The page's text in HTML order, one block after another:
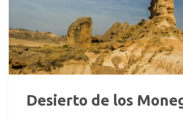
Desierto de los